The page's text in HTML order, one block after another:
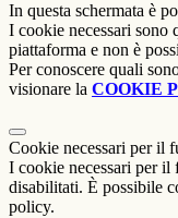
In questa schermata è
I cookie necessari sono
piattaforma e non è
Per conoscere quali
visionare la COOKIE
Cookie necessari per il
I cookie necessari per il
disabilitati. È possibile
policy.